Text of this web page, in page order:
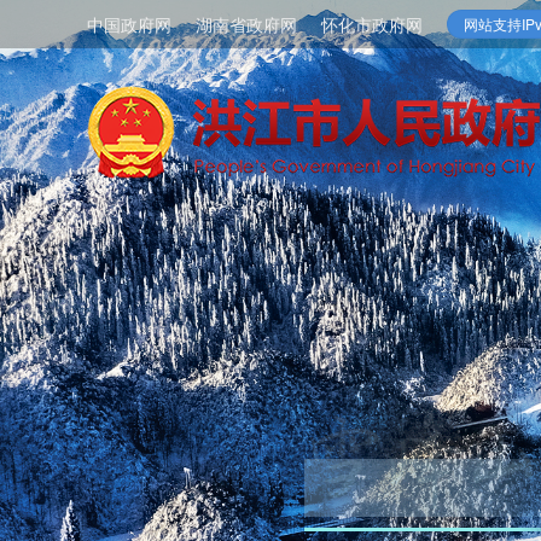
中国政府网 湖南省政府网 怀化市政府网 网站支持